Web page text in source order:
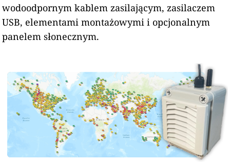
wodoodpornym kablem zasilającym, zasilaczem
USB, elementami montażowymi i opcjonalnym
panelem słonecznym.